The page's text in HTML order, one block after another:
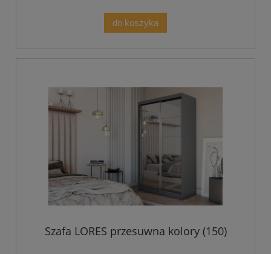
do koszyka
Szafa LORES przesuwna kolory (150)